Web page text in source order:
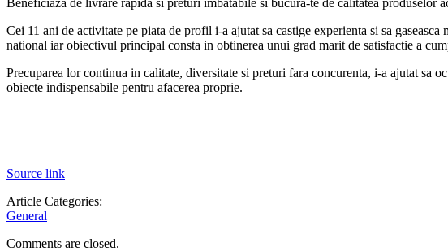
Cei 11 ani de activitate pe piata de profil i-a ajutat sa castige experienta si sa
national iar obiectivul principal consta in obtinerea unui grad marit de satisfactie a
Precuparea lor continua in calitate, diversitate si preturi fara concurenta, i-a ajutat sa
obiecte indispensabile pentru afacerea proprie.
Source link
Article Categories:
General
Comments are closed.